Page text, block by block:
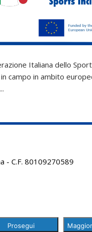
Italiana dello
campo in ambito
- C.F. 80109270589
Prosegui